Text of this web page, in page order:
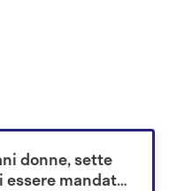
donne, sette
mandate